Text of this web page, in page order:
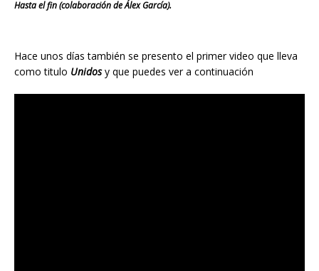
Hasta el fin (colaboración de Álex García).
Hace unos días también se presento el primer video que lleva
como titulo Unidosy que puedes ver a continuación